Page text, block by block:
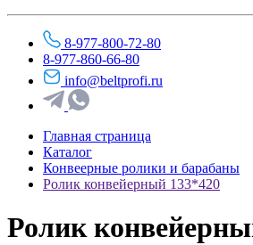
8-977-800-72-80
8-977-860-66-80
info@beltprofi.ru
Главная страница
Каталог
Конвеерные ролики и барабаны
Ролик конвейерный 133*420
Ролик